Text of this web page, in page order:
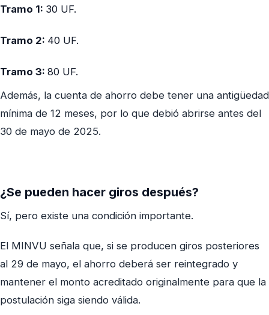
Tramo 1: 30 UF.
Tramo 2: 40 UF.
Tramo 3: 80 UF.
Además, la cuenta de ahorro debe tener una antigüedad
mínima de 12 meses, por lo que debió abrirse antes del
30 de mayo de 2025.
¿Se pueden hacer giros después?
Sí, pero existe una condición importante.
El MINVU señala que, si se producen giros posteriores
al 29 de mayo, el ahorro deberá ser reintegrado y
mantener el monto acreditado originalmente para que la
postulación siga siendo válida.